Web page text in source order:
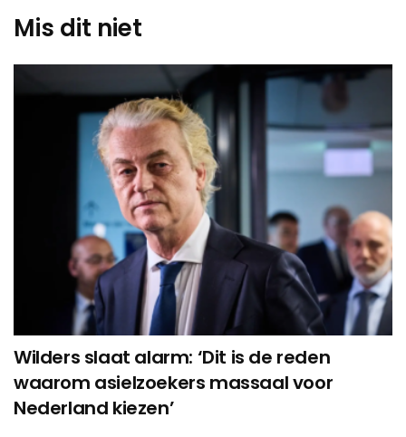
Mis dit niet
Wilders slaat alarm: ‘Dit is de reden
waarom asielzoekers massaal voor
Nederland kiezen’